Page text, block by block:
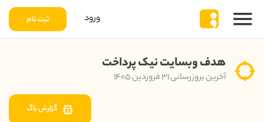
ورود ثبت نام
هدف وبسایت نیک پرداخت
آخرین بروزرسانی ۳۱ فروردین ۱۴۰۵
گزارش باگ